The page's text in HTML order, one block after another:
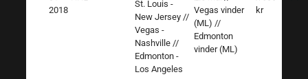
2018
St. Louis -
New Jersey //
Vegas -
Nashville //
Edmonton -
Los Angeles
Vegas vinder
(ML) //
Edmonton
vinder (ML)
kr